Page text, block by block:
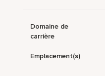
Domaine de
carrière
Emplacement(s)